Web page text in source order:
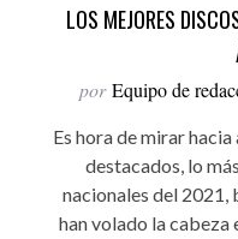
LOS MEJORES
por Equipo de
Es hora de mirar
destacados, lo
nacionales del 2021,
han volado la cabeza